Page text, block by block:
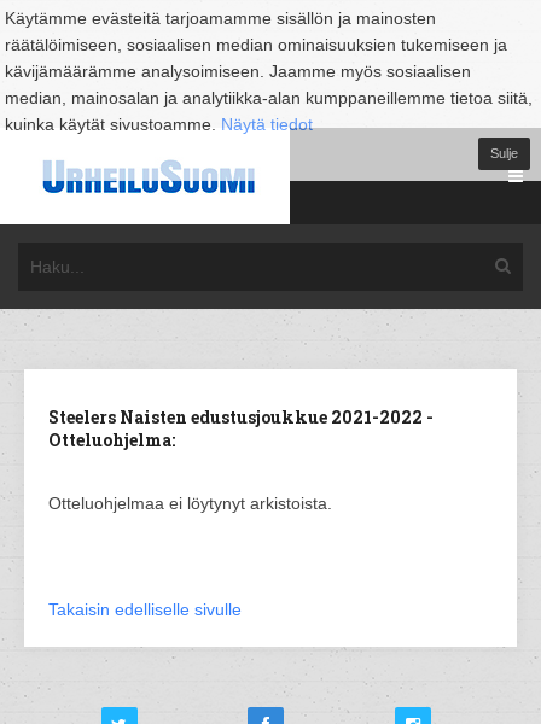
Käytämme evästeitä tarjoamamme sisällön ja mainosten
räätälöimiseen, sosiaalisen median ominaisuuksien tukemiseen ja
kävijämäärämme analysoimiseen. Jaamme myös sosiaalisen
median, mainosalan ja analytiikka-alan kumppaneillemme tietoa siitä,
kuinka käytät sivustoamme. Näytä tiedot
Sulje
Steelers Naisten edustusjoukkue 2021-2022 -
Otteluohjelma:
Otteluohjelmaa ei löytynyt arkistoista.
Takaisin edelliselle sivulle